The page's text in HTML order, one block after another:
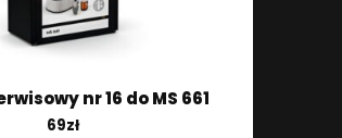
nr 16 do MS 661
69zł